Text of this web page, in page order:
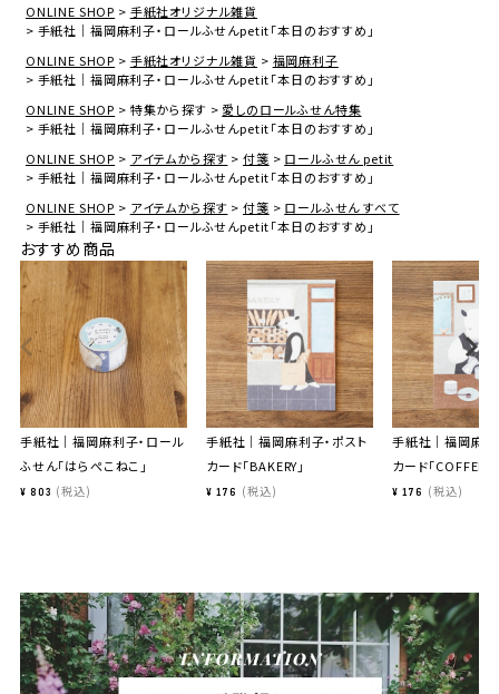
ONLINE SHOP
手紙社オリジナル雑貨
手紙社｜福岡麻利子・ロールふせんpetit「本日のおすすめ」
ONLINE SHOP
手紙社オリジナル雑貨
福岡麻利子
手紙社｜福岡麻利子・ロールふせんpetit「本日のおすすめ」
ONLINE SHOP
特集から探す
愛しのロールふせん特集
手紙社｜福岡麻利子・ロールふせんpetit「本日のおすすめ」
ONLINE SHOP
アイテムから探す 付箋
ロールふせん petit
手紙社｜福岡麻利子・ロールふせんpetit「本日のおすすめ」
ONLINE SHOP
アイテムから探す 付箋
ロールふせん すべて
手紙社｜福岡麻利子・ロールふせんpetit「本日のおすすめ」
おすすめ商品
手紙社｜福岡麻利子・ロール
ふせん「はらぺこねこ」
¥ 803 税込
手紙社｜福岡麻利子・ポスト
カード「BAKERY」
¥ 176 税込
手紙社｜福岡麻利
カード「COFFEE」
¥ 176 税込